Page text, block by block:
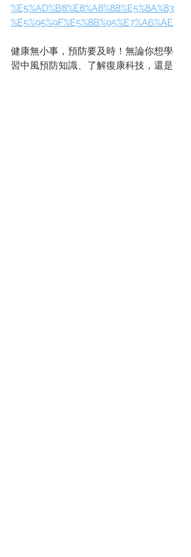
%E5%AD%B8%E8%A8%88%E5%8A%83
%E5%95%9F%E5%8B%95%E7%A6%AE
健康無小事，預防要及時！無論你想學
習中風預防知識、了解復康科技，還是